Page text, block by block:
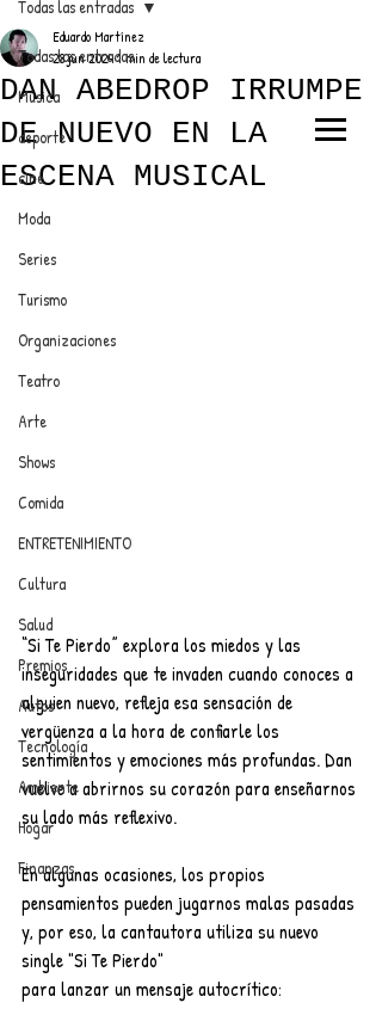
ANUNCIATE CON NOSOTROS
PARA MÁS INFORMACIÓN:
dinamicaseltrendytop@gmail.com
EL TRENDY TOP
CON EDDY MARTINEZ
Todas las entradas
Música
deporte
cine
Moda
Series
Turismo
Organizaciones
Teatro
Arte
Shows
Comida
ENTRETENIMIENTO
Cultura
Salud
Premios
Autos
Tecnología
Ambiente
Hogar
Finanzas
Todas las entradas
DAN ABEDROP IRRUMPE
DE NUEVO EN LA
ESCENA MUSICAL
Eduardo Martínez
28 jun 20241 min de lectura
“Si Te Pierdo” explora los miedos y las
inseguridades que te invaden cuando conoces a
alguien nuevo, refleja esa sensación de
vergüenza a la hora de confiarle los
sentimientos y emociones más profundas. Dan
vuelve a abrirnos su corazón para enseñarnos
su lado más reflexivo.
En algunas ocasiones, los propios
pensamientos pueden jugarnos malas pasadas
y, por eso, la cantautora utiliza su nuevo
single "Si Te Pierdo"
para lanzar un mensaje autocrítico: